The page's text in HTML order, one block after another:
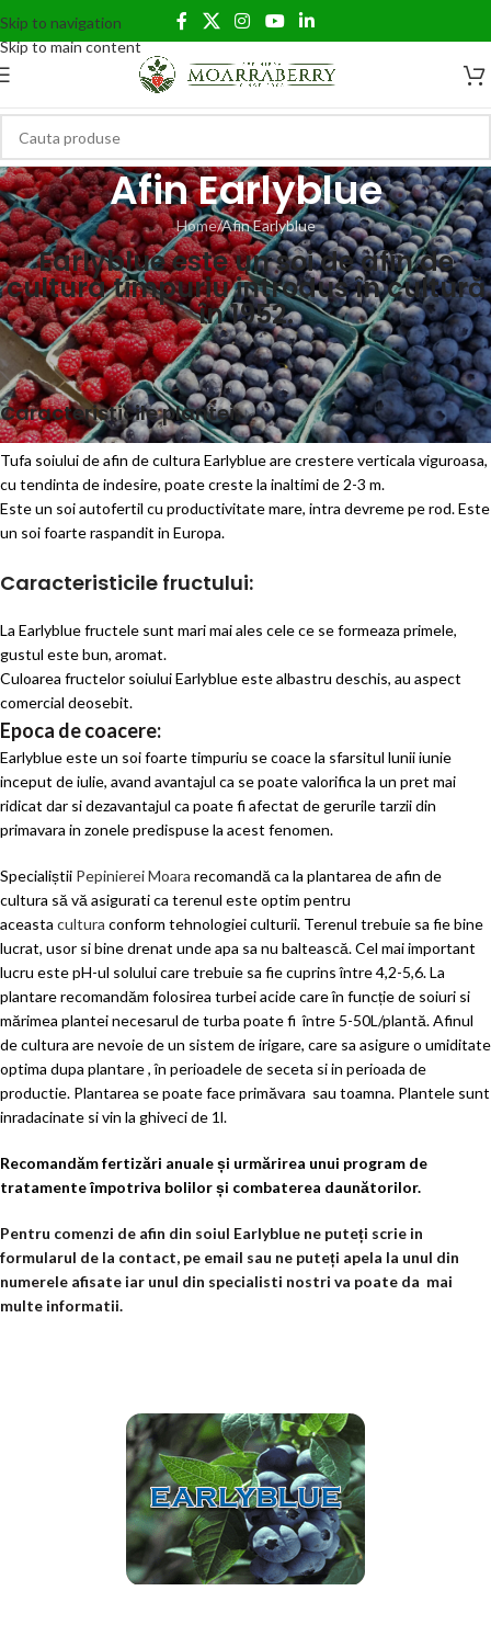
Skip to navigation
Skip to main content
Afin Earlyblue
Home Afin Earlyblue
Earlyblue este un soi de afin de
cultura timpuriu introdus în cultură
în 1952.
Caracteristicile plantei:
Tufa soiului de afin de cultura Earlyblue are crestere verticala viguroasa,
cu tendinta de indesire, poate creste la inaltimi de 2-3 m.
Este un soi autofertil cu productivitate mare, intra devreme pe rod. Este
un soi foarte raspandit in Europa.
Caracteristicile fructului:
La Earlyblue fructele sunt mari mai ales cele ce se formeaza primele,
gustul este bun, aromat.
Culoarea fructelor soiului Earlyblue este albastru deschis, au aspect
comercial deosebit.
Epoca de coacere:
Earlyblue este un soi foarte timpuriu se coace la sfarsitul lunii iunie
inceput de iulie, avand avantajul ca se poate valorifica la un pret mai
ridicat dar si dezavantajul ca poate fi afectat de gerurile tarzii din
primavara in zonele predispuse la acest fenomen.
Specialiștii Pepinierei Moara recomandă ca la plantarea de afin de
cultura să vă asigurati ca terenul este optim pentru
aceasta cultura conform tehnologiei culturii. Terenul trebuie sa fie bine
lucrat, usor si bine drenat unde apa sa nu baltească. Cel mai important
lucru este pH-ul solului care trebuie sa fie cuprins între 4,2-5,6. La
plantare recomandăm folosirea turbei acide care în funcție de soiuri si
mărimea plantei necesarul de turba poate fi între 5-50L/plantă. Afinul
de cultura are nevoie de un sistem de irigare, care sa asigure o umiditate
optima dupa plantare , în perioadele de seceta si in perioada de
productie. Plantarea se poate face primăvara sau toamna. Plantele sunt
inradacinate si vin la ghiveci de 1l.
Recomandăm fertizări anuale și urmărirea unui program de
tratamente împotriva bolilor și combaterea daunătorilor.
Pentru comenzi de afin din soiul Earlyblue ne puteți scrie in
formularul de la contact, pe email sau ne puteți apela la unul din
numerele afisate iar unul din specialisti nostri va poate da mai
multe informatii.